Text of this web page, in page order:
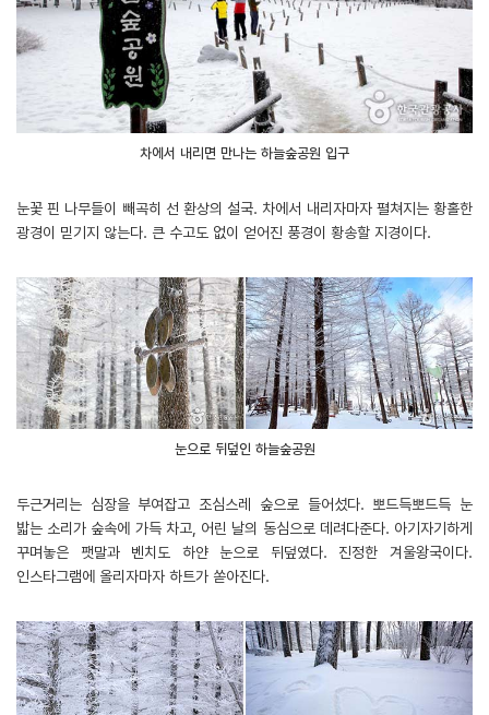
차에서 내리면 만나는 하늘숲공원 입구
눈꽃 핀 나무들이 빼곡히 선 환상의 설국. 차에서 내리자마자 펼쳐지는 황홀한
광경이 믿기지 않는다. 큰 수고도 없이 얻어진 풍경이 황송할 지경이다.
눈으로 뒤덮인 하늘숲공원
두근거리는 심장을 부여잡고 조심스레 숲으로 들어섰다. 뽀드득뽀드득 눈
밟는 소리가 숲속에 가득 차고, 어린 날의 동심으로 데려다준다. 아기자기하게
꾸며놓은 팻말과 벤치도 하얀 눈으로 뒤덮였다. 진정한 겨울왕국이다.
인스타그램에 올리자마자 하트가 쏟아진다.